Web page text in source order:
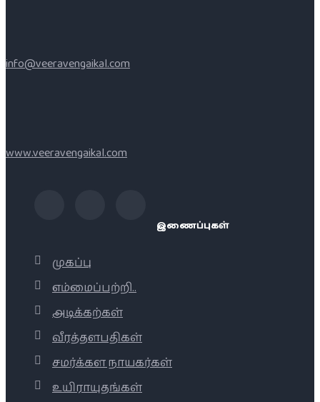
info@veeravengaikal.com
www.veeravengaikal.com
இணைப்புகள்
முகப்பு
எம்மைப்பற்றி..
அடிக்கற்கள்
வீரத்தளபதிகள்
சமர்க்கள நாயகர்கள்
உயிராயுதங்கள்